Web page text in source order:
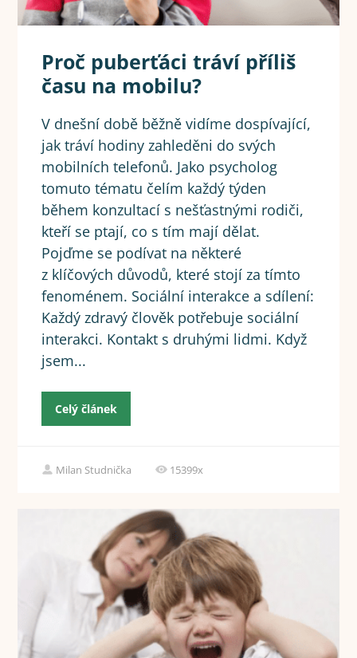
Proč puberťáci tráví příliš
času na mobilu?
V dnešní době běžně vidíme dospívající,
jak tráví hodiny zahleděni do svých
mobilních telefonů. Jako psycholog
tomuto tématu čelím každý týden
během konzultací s nešťastnými rodiči,
kteří se ptají, co s tím mají dělat.
Pojďme se podívat na některé
z klíčových důvodů, které stojí za tímto
fenoménem. Sociální interakce a sdílení:
Každý zdravý člověk potřebuje sociální
interakci. Kontakt s druhými lidmi. Když
jsem...
Celý článek
Milan Studnička 15399x